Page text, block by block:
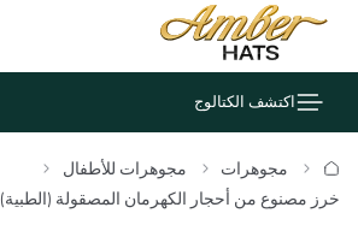
اكتشف الكتالوج
مجوهرات
مجوهرات للأطفال
خرز مصنوع من أحجار الكهرمان المصقولة (الطبية)